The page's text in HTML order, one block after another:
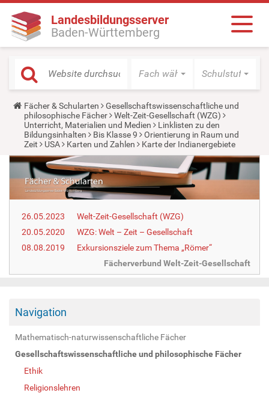
Landesbildungsserver
Baden-Württemberg
Fach wählen Schulstufe
Y
o
u
a
r
e
h
r
e
:
Fächer & Schularten
Gesellschaftswissenschaftliche und
philosophische Fächer
Welt-Zeit-Gesellschaft (WZG)
Unterricht, Materialien und Medien
Linklisten zu den
Bildungsinhalten
Bis Klasse 9
Orientierung in Raum und
Zeit
USA Karten und Zahlen Karte der Indianergebiete
26.05.2023
Welt-Zeit-Gesellschaft (WZG)
20.05.2020
WZG: Welt – Zeit – Gesellschaft
08.08.2019
Exkursionsziele zum Thema „Römer“
Fächerverbund Welt-Zeit-Gesellschaft
Navigation
Mathematisch-naturwissenschaftliche Fächer
Gesellschaftswissenschaftliche und philosophische Fächer
Ethik
Religionslehren